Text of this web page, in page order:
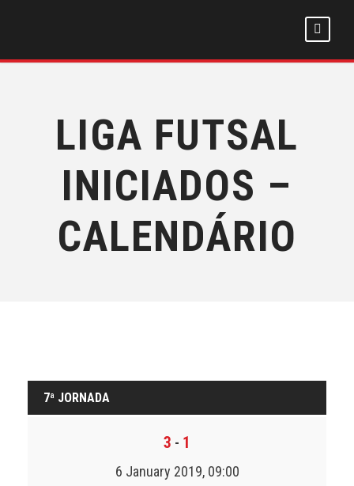
LIGA FUTSAL
INICIADOS –
CALENDÁRIO
7ª JORNADA
3 - 1
6 January 2019, 09:00